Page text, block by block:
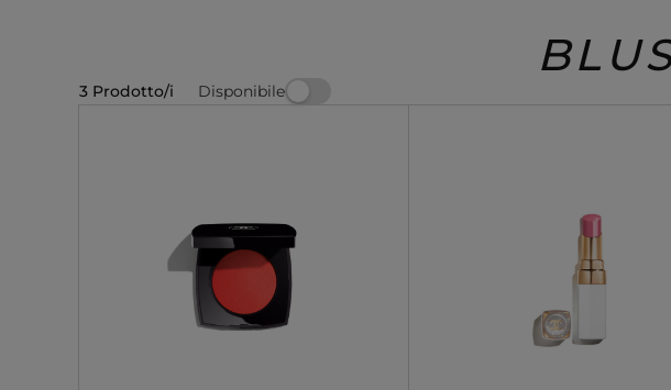
3 Prodotto/i Disponibile